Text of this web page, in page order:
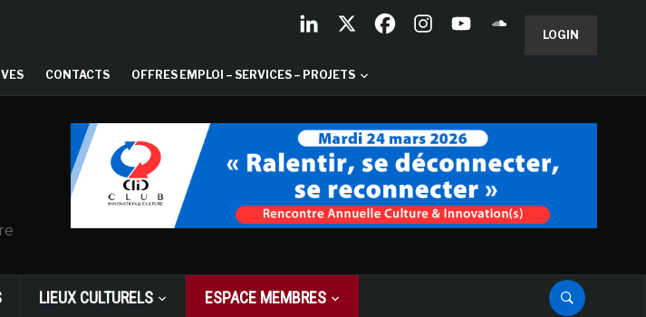
LOGIN
CONTACTS OFFRES EMPLOI – SERVICES – PROJETS
LIEUX CULTURELS ESPACE MEMBRES